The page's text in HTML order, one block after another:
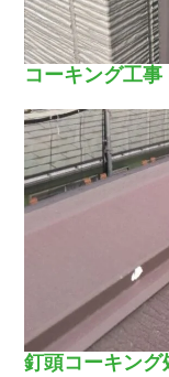
コーキング工
釘頭コーキング